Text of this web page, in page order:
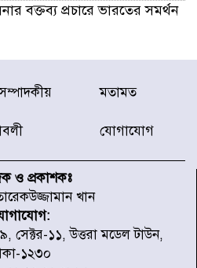
বক্তব্য প্রচারে ভারতের সমর্থন
গণঅভ্যুত্থানে আহত যোদ্ধা
খোঁজ নিলেন প্রধানমন্ত্রী
তালিকা প্রকাশ করল JRA
গণঅভ্যুত্থানে উত্তরায় সর্বকনিষ্ঠ
জাবির ইব্রাহীম: এক শিশুর রক্তে
ইতিহাস
মতামত
যোগাযোগ
ও প্রকাশকঃ
খান
সেক্টর-১১, উত্তরা মডেল টাউন,
১২৩০